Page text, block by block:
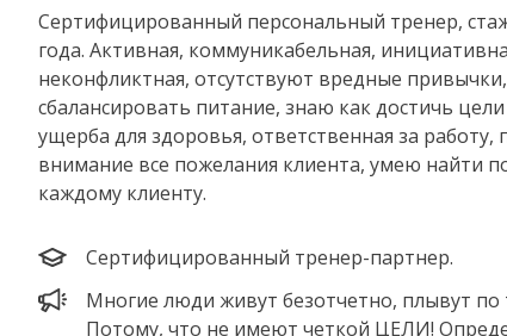
Сертифицированный персональный тренер,
года. Активная, коммуникабельная,
неконфликтная, отсутствуют вредные
сбалансировать питание, знаю как достичь
ущерба для здоровья, ответственная за
внимание все пожелания клиента, умею найти
каждому клиенту.
Сертифицированный тренер-партнер.
Многие люди живут безотчетно, плывут по
Потому, что не имеют четкой ЦЕЛИ!